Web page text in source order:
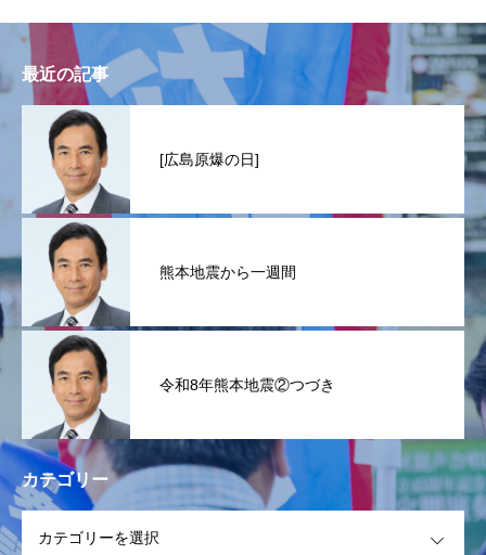
最近の記事
[広島原爆の日]
熊本地震から一週間
令和8年熊本地震②つづき
カテゴリー